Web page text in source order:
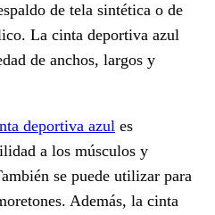
de tela sintética o de
La cinta deportiva azul
de anchos, largos y
deportiva azul es
a los músculos y
se puede utilizar para
Además, la cinta